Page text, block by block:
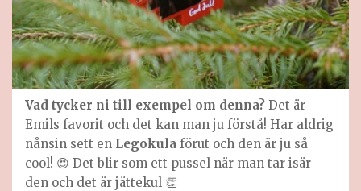
Vad tycker ni till exempel om denna? Det är
Emils favorit och det kan man ju förstå! Har aldrig
nånsin sett en Legokula förut och den är ju så
cool! 😍 Det blir som ett pussel när man tar isär
den och det är jättekul 👏